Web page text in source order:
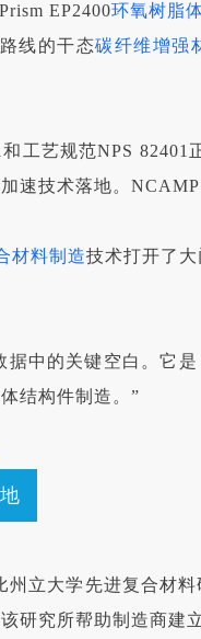
EP2400环氧树脂
线的干态碳纤维增强
工艺规范NPS 82401
速技术落地。
材料制造技术打开了
中的关键空白。它
结构件制造。”
立大学先进复合材
研究所帮助制造商建